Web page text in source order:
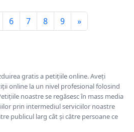
6 7 8 9 »
gratis a petițiile online. Aveți
online la un nivel profesional folosind
noastre se regăsesc în mass media
prin intermediul serviciilor noastre
publicul larg cât și către persoane ce